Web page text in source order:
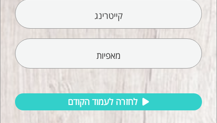
קייטרינג
מאפיות
לחזרה לעמוד הקודם